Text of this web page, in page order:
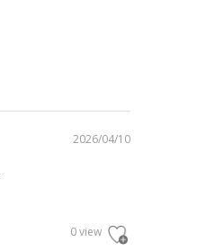
2026/04/10
0 view